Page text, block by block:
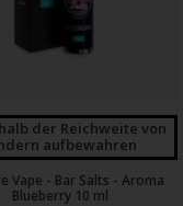
der Reichweite von
aufbewahren
Vape - Bar Salts - Aroma
Blueberry 10 ml